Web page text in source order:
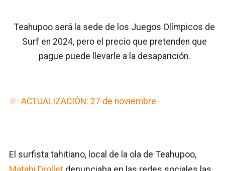
Teahupoo será la sede de los Juegos Olímpicos de
Surf en 2024, pero el precio que pretenden que
pague puede llevarle a la desaparición.
ACTUALIZACIÓN: 27 de noviembre
El surfista tahitiano, local de la ola de Teahupoo,